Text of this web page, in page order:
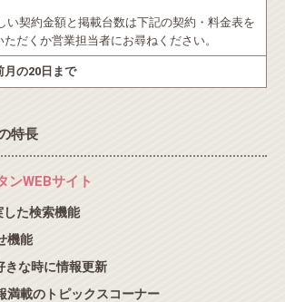
い契約金額と掲載台数は下記の契約・料金表を
ただくか営業担当者にお尋ねください。
月の20日まで
特長
ンWEBサイト
た検索機能
機能
な時に情報更新
満載のトピックスコーナー